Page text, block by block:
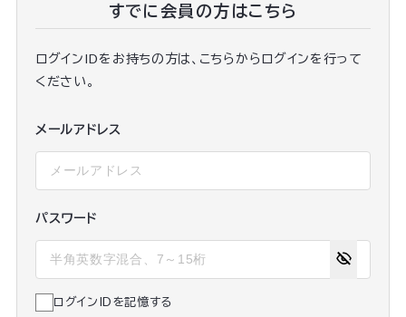
すでに会員の方はこちら
ログインIDをお持ちの方は、こちらからログインを行って
ください。
メールアドレス
パスワード
ログインIDを記憶する